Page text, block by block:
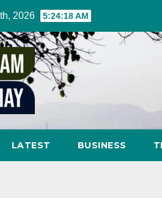
2026 5:24:19 AM
LATEST BUSINESS